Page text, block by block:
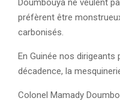
Doumbouya ne veulent
préfèrent être
carbonisés.
En Guinée nos
décadence, la
Colonel Mamady